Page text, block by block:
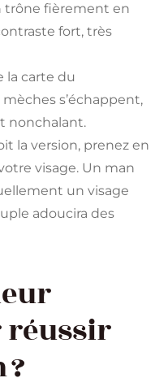
trône fièrement en
fort, très
la carte du
s’échappent,
nonchalant.
la version, prenez en
visage. Un man
un visage
adoucira des